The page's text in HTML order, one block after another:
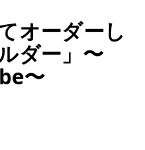
オーダーし
ダー」〜
〜